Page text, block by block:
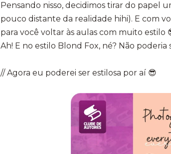
Pensando nisso, decidimos tirar do papel
pouco distante da realidade hihi). E com
para você voltar às aulas com muito estilo
Ah! E no estilo Blond Fox, né? Não poderia
// Agora eu poderei ser estilosa por aí 😎